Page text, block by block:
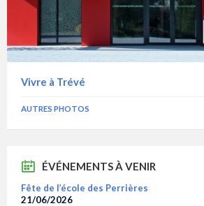
Vivre à Trévé
AUTRES PHOTOS
ÉVÉNEMENTS À VENIR
Fête de l’école des Perrières
21/06/2026